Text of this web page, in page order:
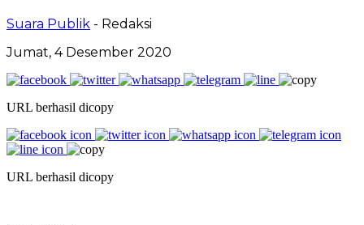
Suara Publik - Redaksi
Jumat, 4 Desember 2020
URL berhasil dicopy
URL berhasil dicopy